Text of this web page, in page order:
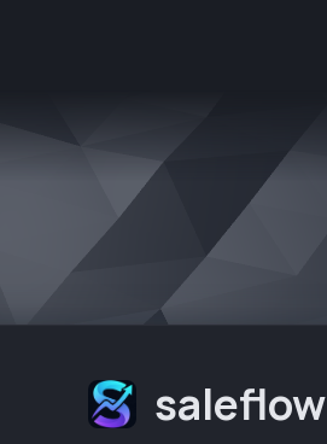
saleflow